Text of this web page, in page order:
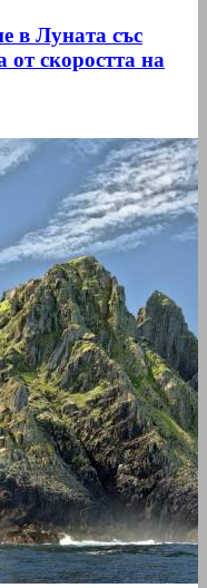
в Луната със
от скоростта на